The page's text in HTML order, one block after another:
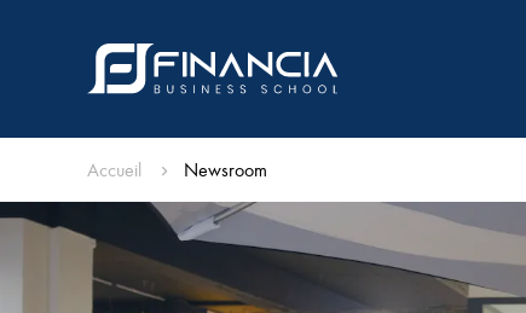
Accueil Newsroom